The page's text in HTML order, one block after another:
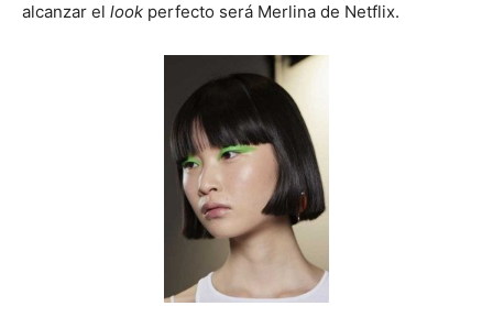
alcanzar el look perfecto será Merlina de Netflix.